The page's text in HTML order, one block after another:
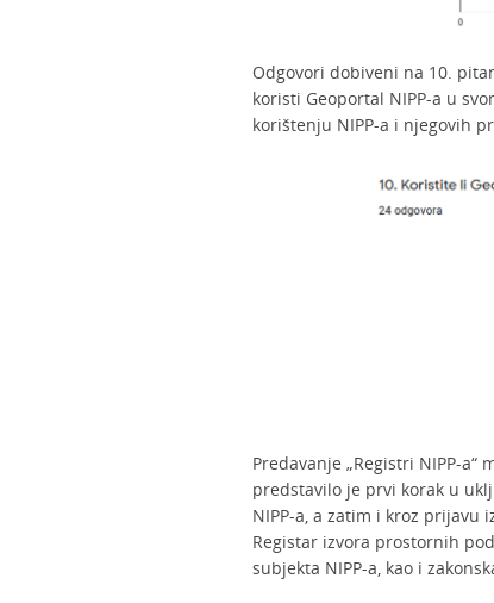
Odgovori dobiveni na 10.
koristi Geoportal NIPP-a u
korištenju NIPP-a i njegovih
Predavanje „Registri NIPP-
predstavilo je prvi korak u
NIPP-a, a zatim i kroz
Registar izvora prostornih
subjekta NIPP-a, kao i